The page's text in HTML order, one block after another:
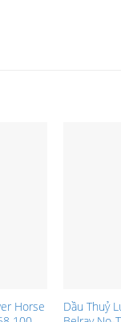
Horse
Dầu Thuỷ